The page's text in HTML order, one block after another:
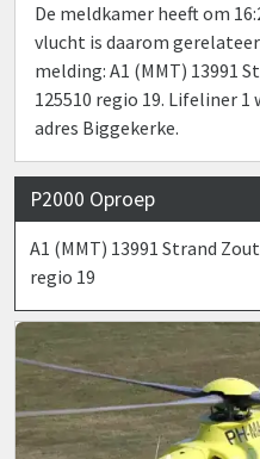
De meldkamer heeft om
vlucht is daarom
melding: A1 (MMT) 13991
125510 regio 19. Lifeliner
adres Biggekerke.
P2000 Oproep
A1 (MMT) 13991 Strand
regio 19